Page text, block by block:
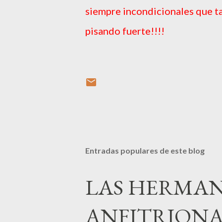
siempre incondicionales que
pisando fuerte!!!!
Entradas populares de este blog
LAS